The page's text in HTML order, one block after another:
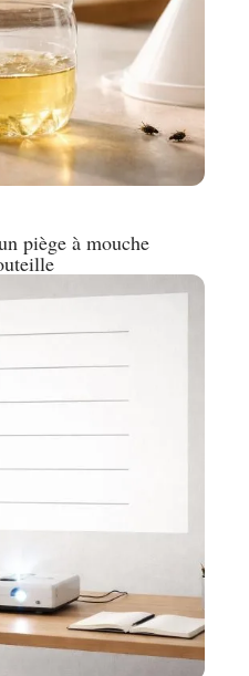
piège à mouche